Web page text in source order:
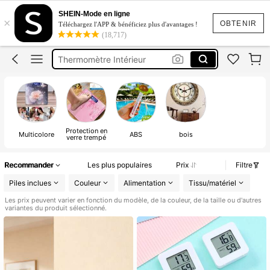
OBTENIR
×
SHEIN-Mode en ligne
Téléchargez l'APP & bénéficiez plus d'avantages !
(18,717)
Thermomètre Maison
Thermomètre Piscine
Thermomètre Intérieur
Thermomètre De Bain
Thermomètre Maison
Multicolore Protection en
verre trempé ABS bois
Recommander Les plus populaires Prix
Filtre
Piles inclues
Couleur Alimentation Tissu/matériel
Les prix peuvent varier en fonction du modèle, de la couleur, de la taille ou d'autres
variantes du produit sélectionné.